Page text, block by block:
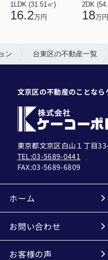
1LDK (31.51㎡)
16.2万円
2DK
18万円
ン 台東区の不動産一覧
文京区の不動産のことなら
東京都文京区白山１丁目
TEL:03-5689-0441
FAX:03-5689-6809
ホーム
お問い合わせ
お客様の声